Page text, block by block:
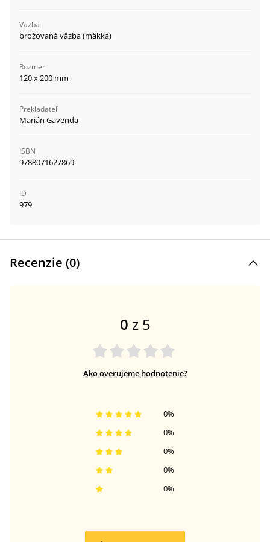
Väzba
brožovaná väzba (mäkká)
Rozmer
120 x 200 mm
Prekladateľ
Marián Gavenda
ISBN
9788071627869
ID
979
Recenzie (0)
0 z 5
Ako overujeme hodnotenie?
0%
0%
0%
0%
0%